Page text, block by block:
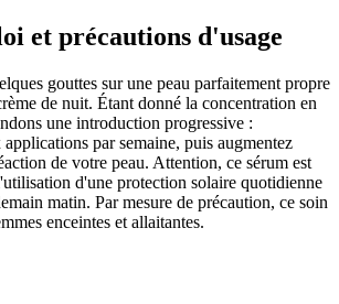
et précautions d'usage
gouttes sur une peau parfaitement propre
de nuit. Étant donné la concentration en
une introduction progressive :
par semaine, puis augmentez
de votre peau. Attention, ce sérum est
d'une protection solaire quotidienne
matin. Par mesure de précaution, ce soin
enceintes et allaitantes.